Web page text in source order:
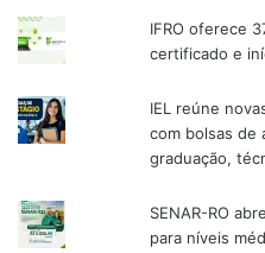
IFRO oferece
certificado e
IEL reúne
com bolsas de
graduação,
SENAR-RO
para níveis